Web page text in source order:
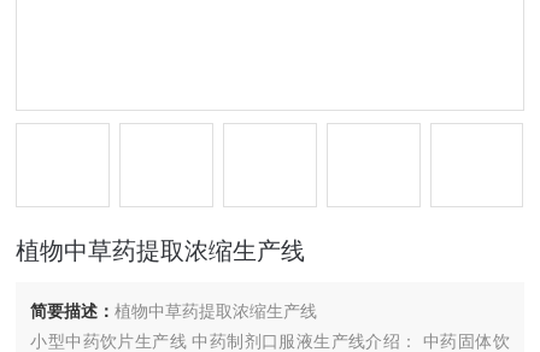
植物中草药提取浓缩生产线
简要描述：植物中草药提取浓缩生产线
小型中药饮片生产线 中药制剂口服液生产线介绍： 中药固体饮